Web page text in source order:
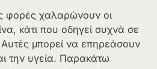
φορές χαλαρώνουν οι
κάτι που οδηγεί συχνά σε
Αυτές μπορεί να επηρεάσουν
την υγεία. Παρακάτω